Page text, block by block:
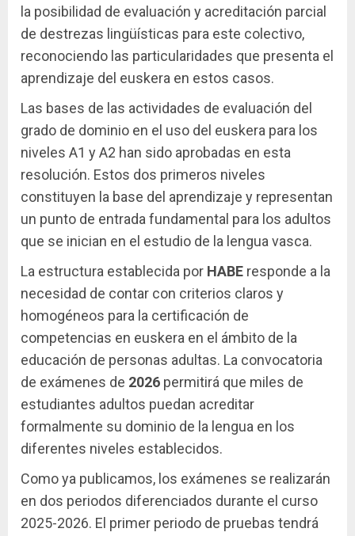
la posibilidad de evaluación y acreditación parcial
de destrezas lingüísticas para este colectivo,
reconociendo las particularidades que presenta el
aprendizaje del euskera en estos casos.
Las bases de las actividades de evaluación del
grado de dominio en el uso del euskera para los
niveles A1 y A2 han sido aprobadas en esta
resolución. Estos dos primeros niveles
constituyen la base del aprendizaje y representan
un punto de entrada fundamental para los adultos
que se inician en el estudio de la lengua vasca.
La estructura establecida por HABE responde a la
necesidad de contar con criterios claros y
homogéneos para la certificación de
competencias en euskera en el ámbito de la
educación de personas adultas. La convocatoria
de exámenes de 2026 permitirá que miles de
estudiantes adultos puedan acreditar
formalmente su dominio de la lengua en los
diferentes niveles establecidos.
Como ya publicamos, los exámenes se realizarán
en dos periodos diferenciados durante el curso
2025-2026. El primer periodo de pruebas tendrá